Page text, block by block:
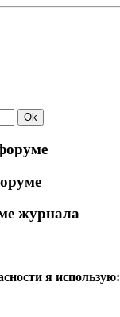
журнала
я использую: